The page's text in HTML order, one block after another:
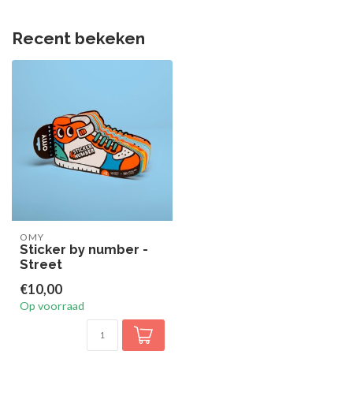
Recent bekeken
OMY
Sticker by number -
Street
€10,00
Op voorraad